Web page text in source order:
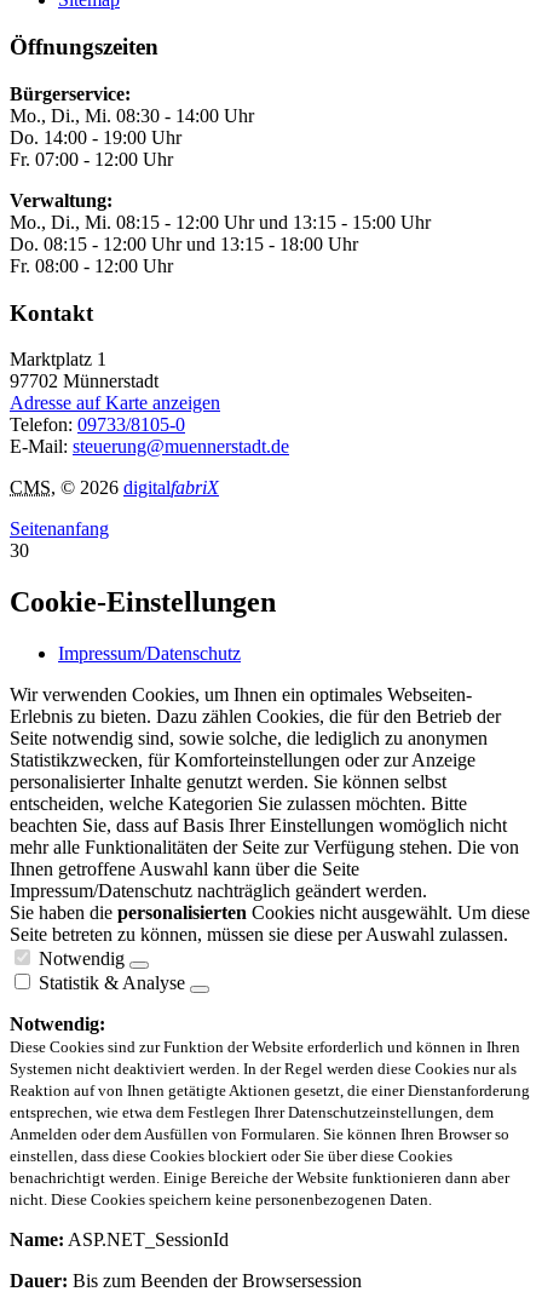
Öffnungszeiten
Bürgerservice:
Mo., Di., Mi. 08:30 - 14:00 Uhr
Do. 14:00 - 19:00 Uhr
Fr. 07:00 - 12:00 Uhr
Verwaltung:
Mo., Di., Mi. 08:15 - 12:00 Uhr und 13:15 - 15:00 Uhr
Do. 08:15 - 12:00 Uhr und 13:15 - 18:00 Uhr
Fr. 08:00 - 12:00 Uhr
Kontakt
Marktplatz 1
97702 Münnerstadt
Adresse auf Karte anzeigen
Telefon: 09733/8105-0
E-Mail: steuerung@muennerstadt.de
CMS, © 2026 digitalfabriX
Seitenanfang
30
Cookie-Einstellungen
Impressum/Datenschutz
Wir verwenden Cookies, um Ihnen ein optimales Webseiten-
Erlebnis zu bieten. Dazu zählen Cookies, die für den Betrieb der
Seite notwendig sind, sowie solche, die lediglich zu anonymen
Statistikzwecken, für Komforteinstellungen oder zur Anzeige
personalisierter Inhalte genutzt werden. Sie können selbst
entscheiden, welche Kategorien Sie zulassen möchten. Bitte
beachten Sie, dass auf Basis Ihrer Einstellungen womöglich nicht
mehr alle Funktionalitäten der Seite zur Verfügung stehen. Die von
Ihnen getroffene Auswahl kann über die Seite
Impressum/Datenschutz nachträglich geändert werden.
Sie haben die personalisierten Cookies nicht ausgewählt. Um diese
Seite betreten zu können, müssen sie diese per Auswahl zulassen.
Notwendig
Statistik & Analyse
Notwendig:
Diese Cookies sind zur Funktion der Website erforderlich und können in Ihren
Systemen nicht deaktiviert werden. In der Regel werden diese Cookies nur als
Reaktion auf von Ihnen getätigte Aktionen gesetzt, die einer Dienstanforderung
entsprechen, wie etwa dem Festlegen Ihrer Datenschutzeinstellungen, dem
Anmelden oder dem Ausfüllen von Formularen. Sie können Ihren Browser so
einstellen, dass diese Cookies blockiert oder Sie über diese Cookies
benachrichtigt werden. Einige Bereiche der Website funktionieren dann aber
nicht. Diese Cookies speichern keine personenbezogenen Daten.
Name: ASP.NET_SessionId
Dauer: Bis zum Beenden der Browsersession